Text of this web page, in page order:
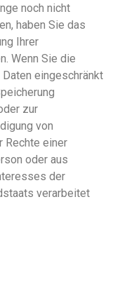
noch nicht
haben Sie das
Ihrer
Wenn Sie die
eingeschränkt
zur
von
Rechte einer
oder aus
der
verarbeitet